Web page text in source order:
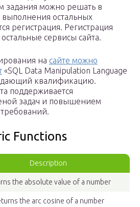
задания можно решать в
остальных
регистрация. Регистрация
сервисы сайта.
на сайте можно
«SQL Data Manipulation Language
квалификацию.
поддерживается
задач и повышением
Functions
Description
the absolute value of a number
the arc cosine of a number